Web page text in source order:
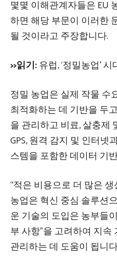
몇몇 이해관계자들은 EU
하면 해당 부문이 이러한
될 것이라고 주장합니다.
>>읽기:유럽, ‘정밀농업’
정밀 농업은 실제 작물 수
최적화하는 데 기반을 두
을 관리하고 비료, 살충제
GPS, 원격 감지 및 인터넷
스템을 포함한 데이터 기
“적은 비용으로 더 많은
농업은 혁신 중심 솔루션
운 기술의 도입은 농부들
부 사항”을 고려하여 지
관리하는 데 도움이 됩니